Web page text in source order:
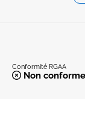
Conformité RGAA
Non conforme